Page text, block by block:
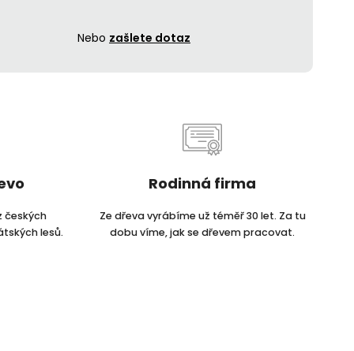
Nebo zašlete dotaz
českých
lesů.
Rodinná firma
Ze dřeva vyrábíme už téměř 30 let. Za tu
dobu víme, jak se dřevem pracovat.